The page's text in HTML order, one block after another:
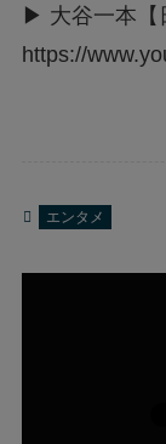
▶ 大谷一本【
https://
エンタメ